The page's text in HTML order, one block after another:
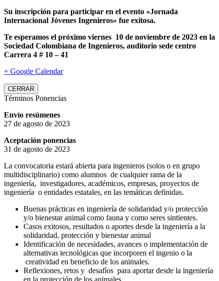
Su inscripción para participar en el evento «Jornada
Internacional Jóvenes Ingenieros» fue exitosa.
Te esperamos el próximo viernes 10 de noviembre de 2023 en la
Sociedad Colombiana de Ingenieros, auditorio sede centro
Carrera 4 # 10 – 41
+ Google Calendar
CERRAR
Términos Ponencias
Envío resúmenes
27 de agosto de 2023
Aceptación ponencias
31 de agosto de 2023
La convocatoria estará abierta para ingenieros (solos o en grupo
multidisciplinario) como alumnos de cualquier rama de la
ingeniería, investigadores, académicos, empresas, proyectos de
ingeniería o entidades estatales, en las temáticas definidas.
Buenas prácticas en ingeniería de solidaridad y/o protección
y/o bienestar animal como fauna y como seres sintientes.
Casos exitosos, resultados o aportes desde la ingeniería a la
solidaridad, protección y bienestar animal
Identificación de necesidades, avances o implementación de
alternativas tecnológicas que incorporen el ingenio o la
creatividad en beneficio de los animales.
Reflexiones, retos y desafíos para aportar desde la ingeniería